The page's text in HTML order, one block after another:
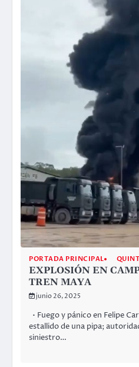
PORTADA PRINCIPAL
EXPLOSIÓN EN
TREN MAYA
junio 26, 2025
• Fuego y pánico en Felipe
estallido de una pipa;
siniestro…